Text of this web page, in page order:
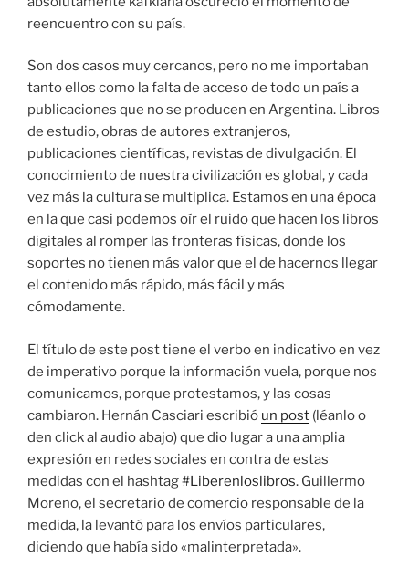
reencuentro con su país.
Son dos casos muy cercanos, pero no me importaban
tanto ellos como la falta de acceso de todo un país a
publicaciones que no se producen en Argentina. Libros
de estudio, obras de autores extranjeros,
publicaciones científicas, revistas de divulgación. El
conocimiento de nuestra civilización es global, y cada
vez más la cultura se multiplica. Estamos en una época
en la que casi podemos oír el ruido que hacen los libros
digitales al romper las fronteras físicas, donde los
soportes no tienen más valor que el de hacernos llegar
el contenido más rápido, más fácil y más
cómodamente.
El título de este post tiene el verbo en indicativo en vez
de imperativo porque la información vuela, porque nos
comunicamos, porque protestamos, y las cosas
cambiaron. Hernán Casciari escribió un post (léanlo o
den click al audio abajo) que dio lugar a una amplia
expresión en redes sociales en contra de estas
medidas con el hashtag#Liberenloslibros. Guillermo
Moreno, el secretario de comercio responsable de la
medida, la levantó para los envíos particulares,
diciendo que había sido «malinterpretada».